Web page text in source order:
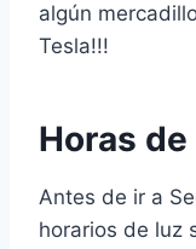
algún
Tesla!!!
Horas
Antes de ir a
horarios de luz